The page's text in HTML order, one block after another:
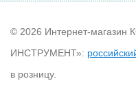
© 2026 Интернет-
ИНСТРУМЕНТ»:
в розницу.